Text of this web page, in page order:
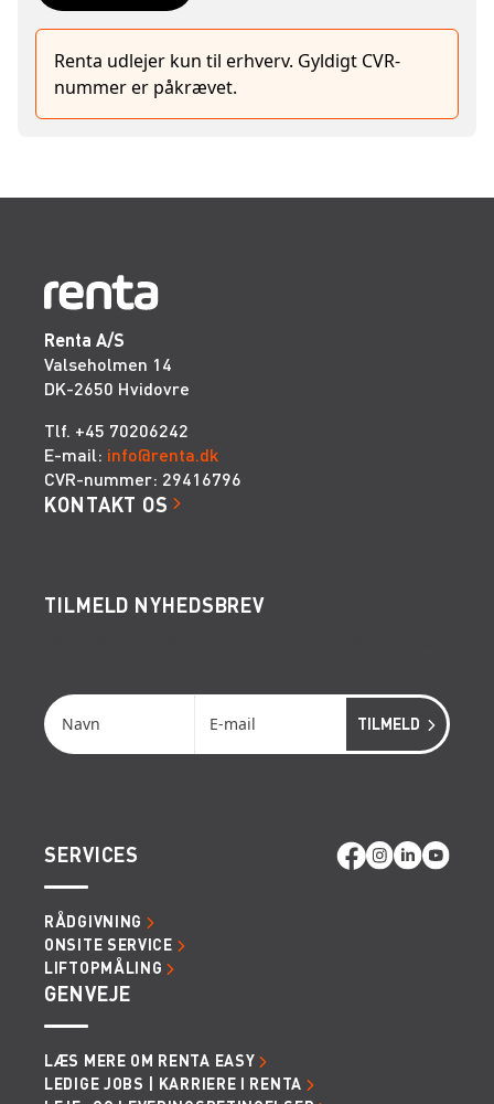
Renta udlejer kun til erhverv. Gyldigt CVR-
nummer er påkrævet.
Renta A/S
Valseholmen 14
DK-2650 Hvidovre
Tlf. +45 70206242
E-mail: info@renta.dk
CVR-nummer: 29416796
KONTAKT OS
TILMELD NYHEDSBREV
SERVICES
RÅDGIVNING
ONSITE SERVICE
LIFTOPMÅLING
GENVEJE
LÆS MERE OM RENTA EASY
LEDIGE JOBS | KARRIERE I RENTA